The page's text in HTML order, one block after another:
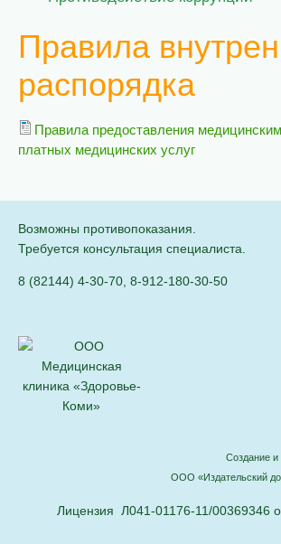
Правила
распорядка
Правила предоставления
платных медицинских услуг
Возможны противопоказания.
Требуется консультация специалиста.
8 (82144) 4-30-70 8-912-180-30-50
Создание и
ООО «Издательский
Лицензия Л041-01176-11/00369346